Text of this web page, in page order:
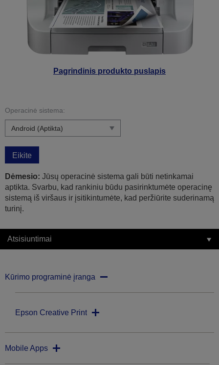
Pagrindinis produkto puslapis
Operacinė sistema:
Eikite
Dėmesio: Jūsų operacinė sistema gali būti netinkamai
aptikta. Svarbu, kad rankiniu būdu pasirinktumėte operacinę
sistemą iš viršaus ir įsitikintumėte, kad peržiūrite suderinamą
turinį.
Atsisiuntimai
Kūrimo programinė įranga
Epson Creative Print
Mobile Apps